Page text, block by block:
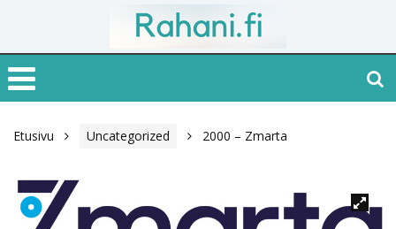
Etusivu Uncategorized 2000 – Zmarta